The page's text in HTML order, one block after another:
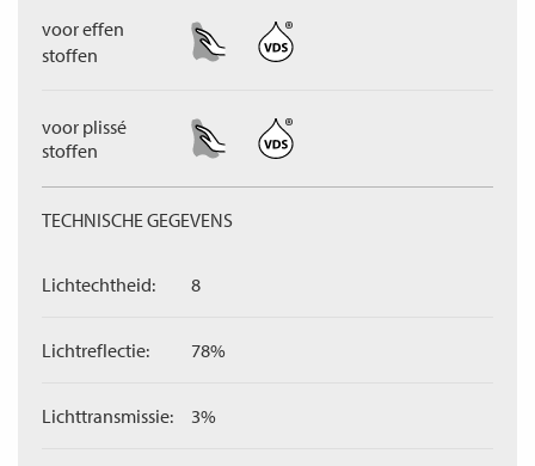
voor effen
stoffen
voor plissé
stoffen
TECHNISCHE GEGEVENS
Lichtechtheid: 8
Lichtreflectie: 78%
Lichttransmissie: 3%